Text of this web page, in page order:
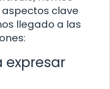
clave
llegado a las
expresar